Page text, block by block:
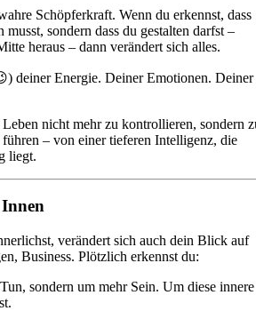
Schöpferkraft. Wenn du erkennst, dass
sondern dass du gestalten darfst –
heraus – dann verändert sich alles.
deiner Energie. Deiner Emotionen. Deiner
nicht mehr zu kontrollieren, sondern
– von einer tieferen Intelligenz, die
liegt.
verändert sich auch dein Blick auf
Business. Plötzlich erkennst du:
sondern um mehr Sein. Um diese innere